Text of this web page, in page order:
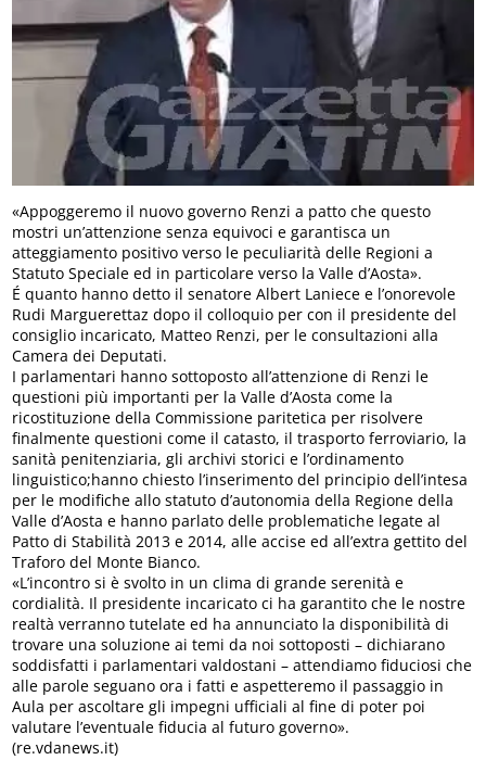
«Appoggeremo il nuovo governo Renzi a patto che questo
mostri un’attenzione senza equivoci e garantisca un
atteggiamento positivo verso le peculiarità delle Regioni a
Statuto Speciale ed in particolare verso la Valle d’Aosta».
É quanto hanno detto il senatore Albert Laniece e l’onorevole
Rudi Marguerettaz dopo il colloquio per con il presidente del
consiglio incaricato, Matteo Renzi, per le consultazioni alla
Camera dei Deputati.
I parlamentari hanno sottoposto all’attenzione di Renzi le
questioni più importanti per la Valle d’Aosta come la
ricostituzione della Commissione paritetica per risolvere
finalmente questioni come il catasto, il trasporto ferroviario, la
sanità penitenziaria, gli archivi storici e l’ordinamento
linguistico;hanno chiesto l’inserimento del principio dell’intesa
per le modifiche allo statuto d’autonomia della Regione della
Valle d’Aosta e hanno parlato delle problematiche legate al
Patto di Stabilità 2013 e 2014, alle accise ed all’extra gettito del
Traforo del Monte Bianco.
«L’incontro si è svolto in un clima di grande serenità e
cordialità. Il presidente incaricato ci ha garantito che le nostre
realtà verranno tutelate ed ha annunciato la disponibilità di
trovare una soluzione ai temi da noi sottoposti – dichiarano
soddisfatti i parlamentari valdostani – attendiamo fiduciosi che
alle parole seguano ora i fatti e aspetteremo il passaggio in
Aula per ascoltare gli impegni ufficiali al fine di poter poi
valutare l’eventuale fiducia al futuro governo».
(re.vdanews.it)